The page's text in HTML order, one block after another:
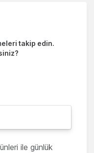
takip edin.
ile günlük